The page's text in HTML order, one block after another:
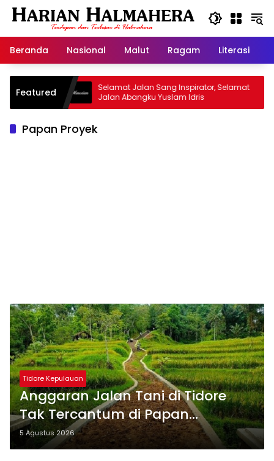
Langsung
Beranda
Nasional Malut Ragam Literasi
Featured
Selamat Jalan Sang Inspirator, Selamat
Jalan Abangku Yuslam Idris
Papan Proyek
Tidore Kepulauan
Anggaran Jalan Tani di Tidore
Tak Tercantum di Papan
Informasi, Hendra: Ini Patut
Dicurigai
5 Agustus 2026